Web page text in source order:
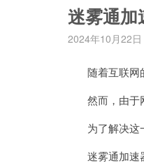
迷雾通加
2024年10月22日
随着互联网的
然而，由于网
为了解决这一
迷雾通加速器